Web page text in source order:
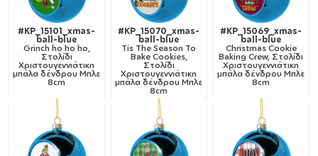
#KP_15101_xmas-
ball-blue
Grinch ho ho ho,
Στολίδι
Χριστουγεννιάτικη
μπάλα δένδρου Μπλε
8cm
#KP_15070_xmas-
ball-blue
Tis The Season To
Bake Cookies,
Στολίδι
Χριστουγεννιάτικη
μπάλα δένδρου Μπλε
8cm
#KP_15069_xmas-
ball-blue
Christmas Cookie
Baking Crew, Στολίδι
Χριστουγεννιάτικη
μπάλα δένδρου Μπλε
8cm